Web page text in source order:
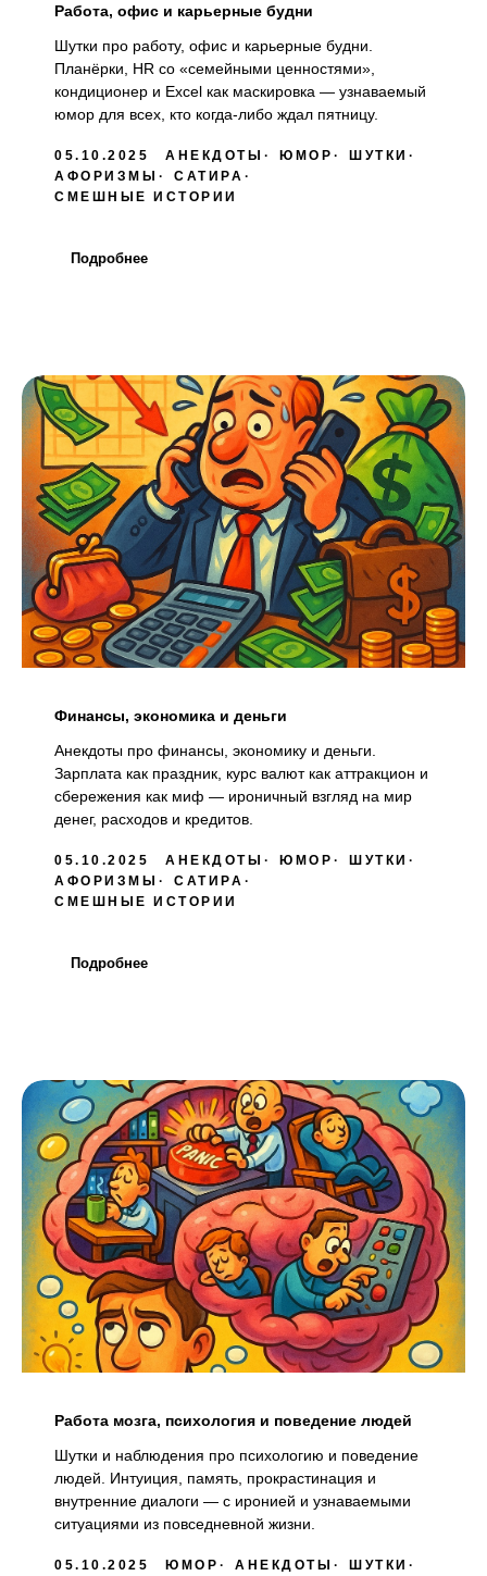
Работа, офис и карьерные будни
Шутки про работу, офис и карьерные будни.
Планёрки, HR со «семейными ценностями»,
кондиционер и Excel как маскировка — узнаваемый
юмор для всех, кто когда-либо ждал пятницу.
05.10.2025 АНЕКДОТЫ ЮМОР
ШУТКИ
АФОРИЗМЫ
САТИРА
СМЕШНЫЕ ИСТОРИИ
Подробнее
Финансы, экономика и деньги
Анекдоты про финансы, экономику и деньги.
Зарплата как праздник, курс валют как аттракцион и
сбережения как миф — ироничный взгляд на мир
денег, расходов и кредитов.
05.10.2025 АНЕКДОТЫ ЮМОР
ШУТКИ
АФОРИЗМЫ
САТИРА
СМЕШНЫЕ ИСТОРИИ
Подробнее
Работа мозга, психология и поведение людей
Шутки и наблюдения про психологию и поведение
людей. Интуиция, память, прокрастинация и
внутренние диалоги — с иронией и узнаваемыми
ситуациями из повседневной жизни.
05.10.2025 ЮМОР АНЕКДОТЫ
ШУТКИ